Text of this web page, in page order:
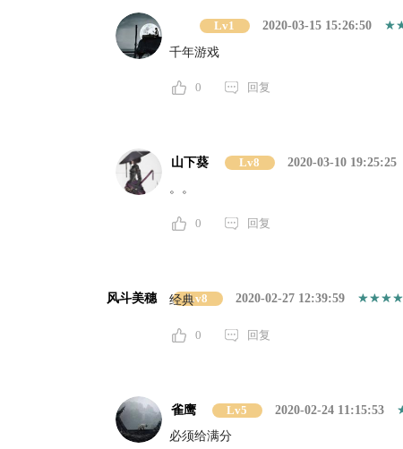
Lv1
2020-03-15 15:26:50
千年游戏
0 回复
山下葵 Lv8
2020-03-10 19:25:25
。。
0 回复
风斗美穗 Lv8 2020-02-27 12:39:59
经典
0 回复
雀鹰 Lv5
2020-02-24 11:15:53
必须给满分